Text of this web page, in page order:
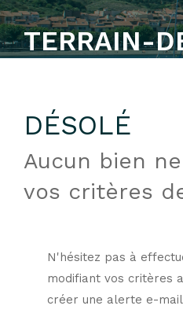
TERRAIN-
DÉSOLÉ
Aucun bien
vos critères
N'hésitez pas à
modifiant vos critères
créer une alerte e-